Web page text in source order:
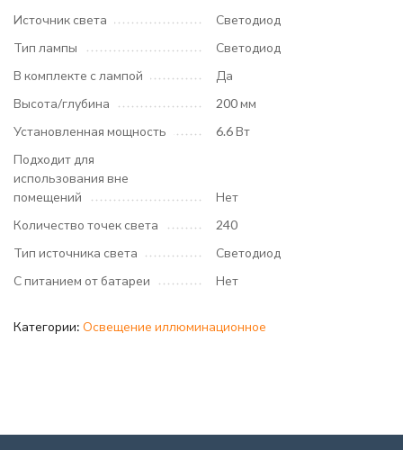
Источник света
Светодиод
Тип лампы
Светодиод
В комплекте с лампой
Да
Высота/глубина
200 мм
Установленная мощность
6.6 Вт
Подходит для
использования вне
помещений
Нет
Количество точек света
240
Тип источника света
Светодиод
С питанием от батареи
Нет
Категории: Освещение иллюминационное